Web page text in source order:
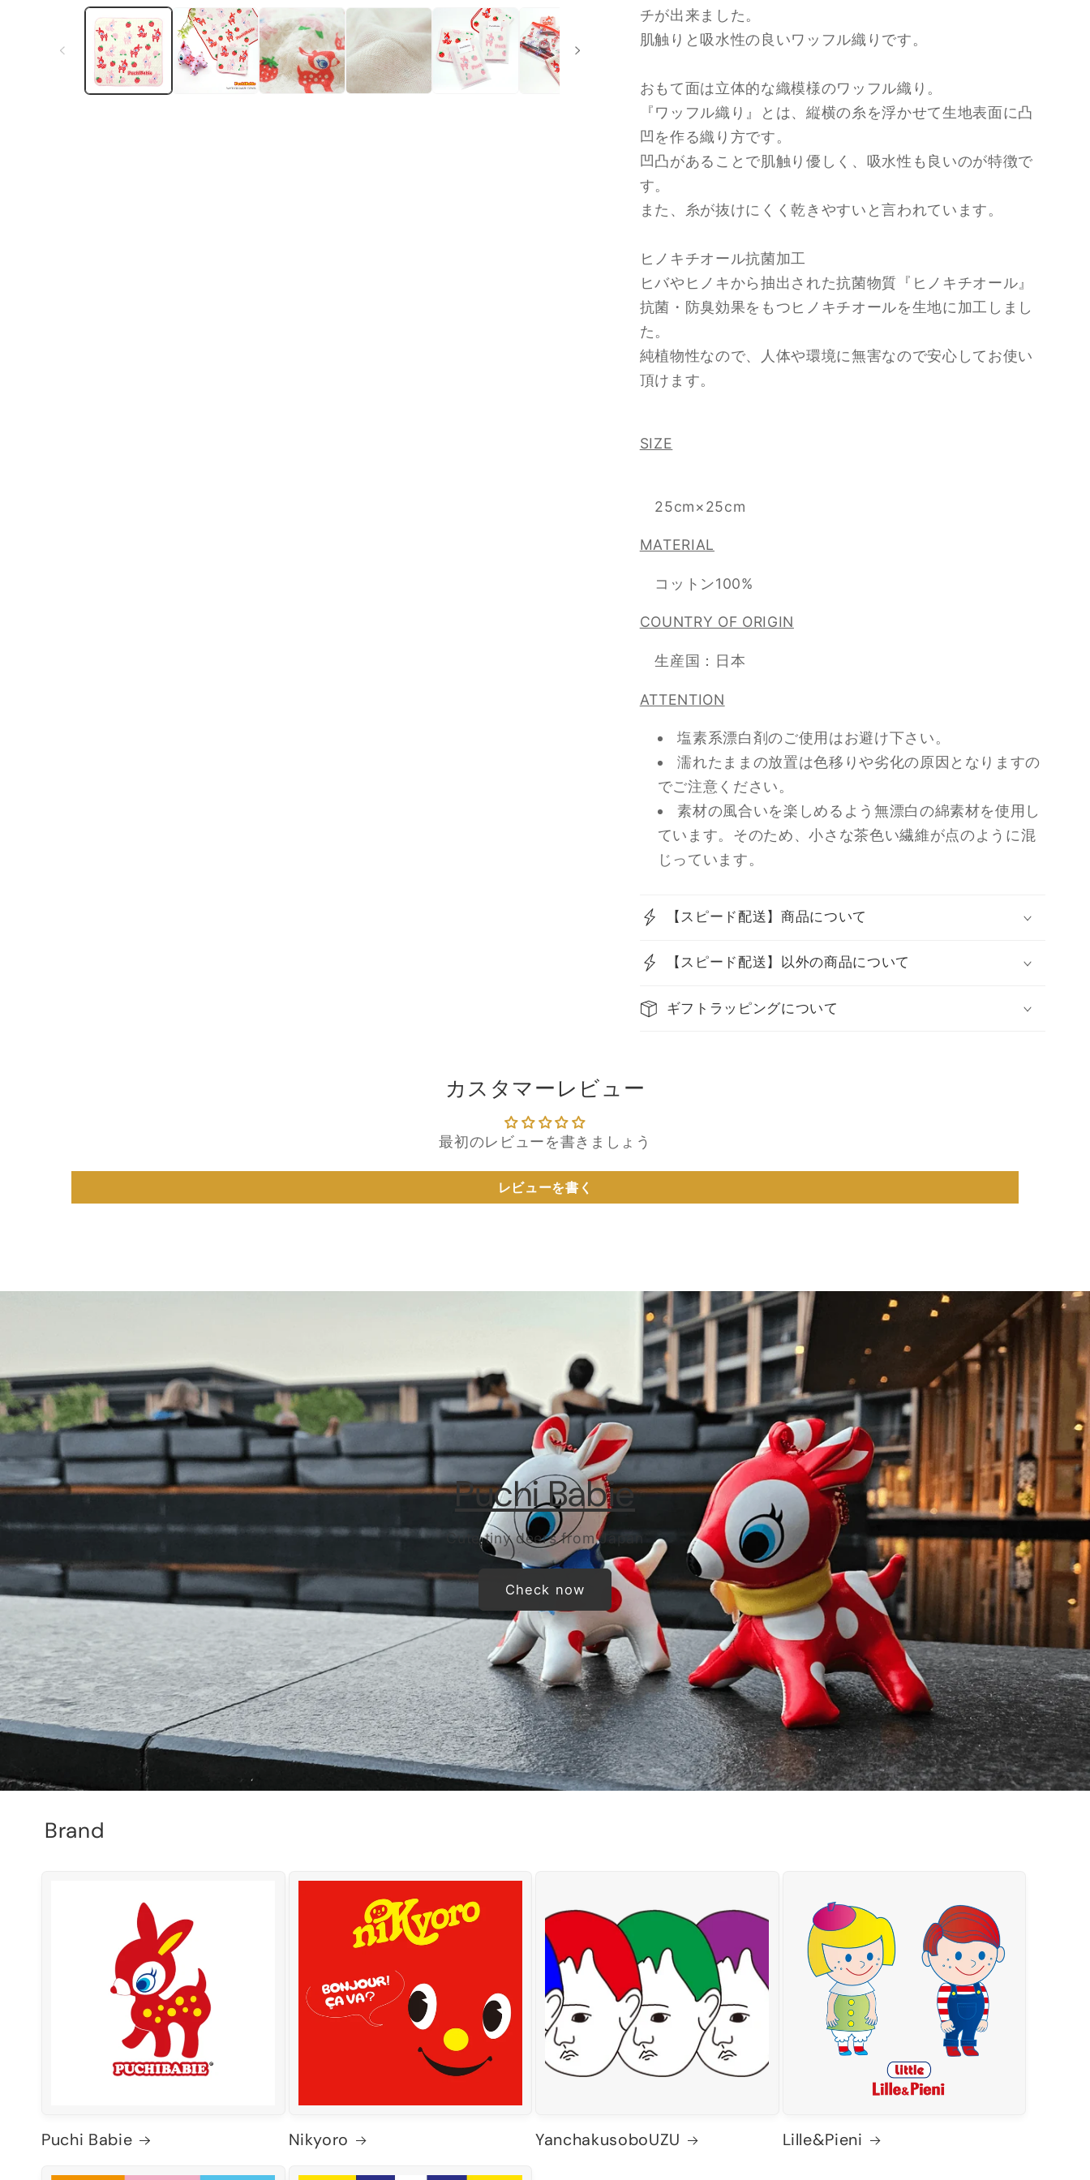
の
ワ
ッ
ル
ハ
ン
カ
PK
の
量
を
減
す
ワ
ッ
ル
ハ
ン
カ
PK
の
量
を
増
す
チが出来ました。
肌触りと吸水性の良いワッフル織りです。
おもて面は立体的な織模様のワッフル織り。
『ワッフル織り』とは、縦横の糸を浮かせて生地表面に凸
凹を作る織り方です。
凹凸があることで肌触り優しく、吸水性も良いのが特徴で
す。
また、糸が抜けにくく乾きやすいと言われています。
ヒノキチオール抗菌加工
ヒバやヒノキから抽出された抗菌物質『ヒノキチオール』
抗菌・防臭効果をもつヒノキチオールを生地に加工しまし
た。
純植物性なので、人体や環境に無害なので安心してお使い
頂けます。
SIZE
25cm×25cm
MATERIAL
コットン100%
COUNTRY OF ORIGIN
生産国：日本
ATTENTION
塩素系漂白剤のご使用はお避け下さい。
濡れたままの放置は色移りや劣化の原因となりますの
でご注意ください。
素材の風合いを楽しめるよう無漂白の綿素材を使用し
ています。そのため、小さな茶色い繊維が点のように混
じっています。
【スピード配送】商品について
【スピード配送】以外の商品について
ギフトラッピングについて
カスタマーレビュー
最初のレビューを書きましょう
レビューを書く
Puchi Babie
Cute tiny deers from Japan
Check now
Brand
Puchi Babie Nikyoro YanchakusoboUZU Lille&Pieni